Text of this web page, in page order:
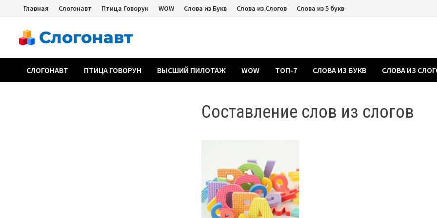
Перейти
содержимому
Главная Слогонавт Птица Говорун WOW Слова из Букв Слова из Слогов Слова из 5 букв
СЛОГОНАВТ ПТИЦА ГОВОРУН ВЫСШИЙ ПИЛОТАЖ WOW ТОП-7 СЛОВА ИЗ БУКВ СЛОВА ИЗ
Составление слов из слогов